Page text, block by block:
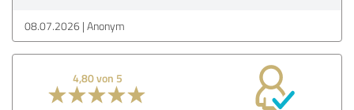
08.07.2026 Anonym
4,80 von 5